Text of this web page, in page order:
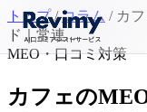
トップ / コラム / カ
ド｜常連...
MEO・口コミ対策
カフェの